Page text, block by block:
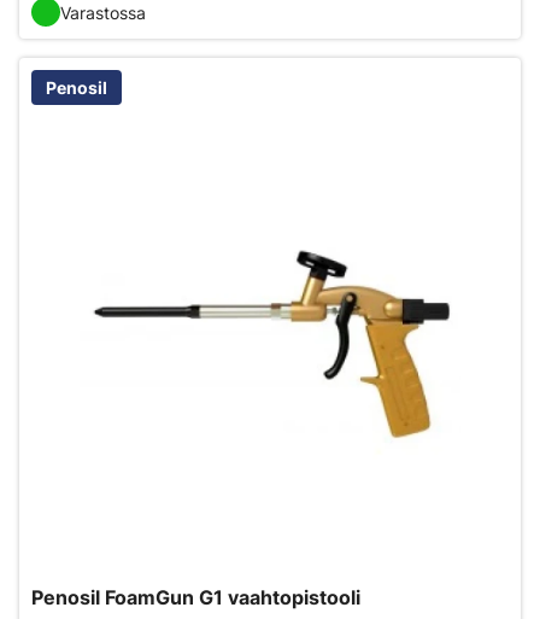
Varastossa
Penosil
Penosil FoamGun G1 vaahtopistooli